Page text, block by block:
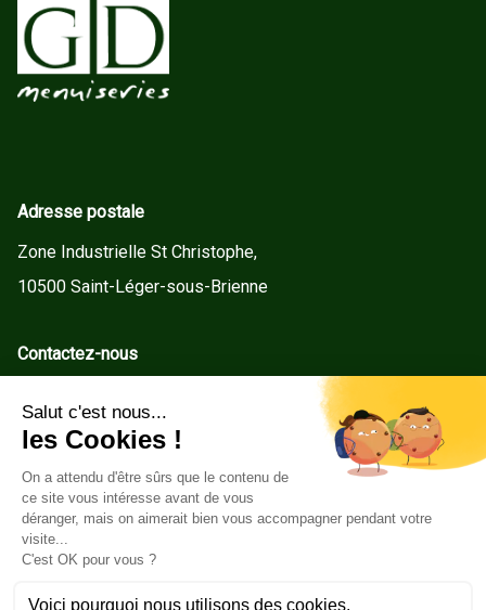
Adresse postale
Zone Industrielle St Christophe,
10500 Saint-Léger-sous-Brienne
Contactez-nous
Tel : +33(0)3 25 92 78 60
Service client
Conditions Générales de Vente
Mentions légales
Politique de cookies